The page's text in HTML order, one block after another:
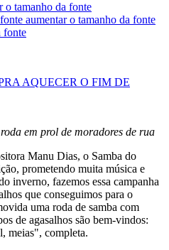
o tamanho da fonte
aumentar o tamanho da fonte
em prol de moradores de rua
Manu Dias, o Samba do
prometendo muita música e
inverno, fazemos essa campanha
que conseguimos para o
uma roda de samba com
de agasalhos são bem-vindos:
meias", completa.